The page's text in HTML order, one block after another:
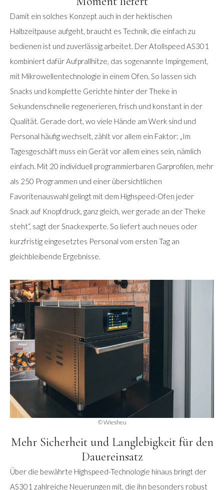
Damit ein solches Konzept auch in der hektischen
Halbzeitpause aufgeht, braucht es Technik, die einfach zu
bedienen ist und zuverlässig arbeitet. Der Atollspeed AS301
kombiniert dafür Aufprallhitze, das sogenannte Impingement,
mit Mikrowellentechnologie in einem Ofen. So lassen sich
Snacks und komplette Gerichte hinter der Theke in
Sekundenschnelle regenerieren, frisch und konstant in der
Qualität. Gerade dort, wo viele Hände am Werk sind und
Personal häufig wechselt, zählt vor allem ein Faktor: „Im
Tagesgeschäft muss ein Gerät vor allem eines sein, nämlich
einfach. Mit 20 individuell programmierbaren Garprofilen, mehr
als 250 Programmen und einer übersichtlichen
Favoritenauswahl gelingt mit dem Highspeed-Ofen jeder
Snack auf Knopfdruck, ganz gleich, wer gerade an der Theke
steht“, sagt der Snackexperte. So liefert auch neues oder
kurzfristig eingesetztes Personal vom ersten Tag an
gleichbleibende Ergebnisse.
© Wiesheu
Mehr Sicherheit und Langlebigkeit für den
Dauereinsatz
Über die bewährte Highspeed-Technologie hinaus bringt der
AS301 zahlreiche Neuerungen mit, die ihn besonders robust